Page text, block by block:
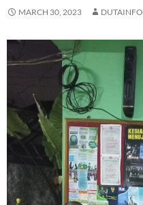
MARCH 30, 2023 DUTAINFO